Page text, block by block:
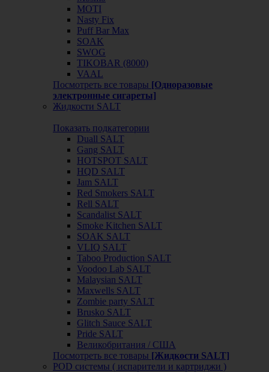
MOTI
Nasty Fix
Puff Bar Max
SOAK
SWOG
TIKOBAR (8000)
VAAL
Посмотреть все товары [Одноразовые
электронные сигареты]
Жидкости SALT
Показать подкатегории
Duall SALT
Gang SALT
HOTSPOT SALT
HQD SALT
Jam SALT
Red Smokers SALT
Rell SALT
Scandalist SALT
Smoke Kitchen SALT
SOAK SALT
VLIQ SALT
Taboo Production SALT
Voodoo Lab SALT
Malaysian SALT
Maxwells SALT
Zombie party SALT
Brusko SALT
Glitch Sauce SALT
Pride SALT
Великобритания / США
Посмотреть все товары [Жидкости SALT]
POD системы ( испарители и картриджи )